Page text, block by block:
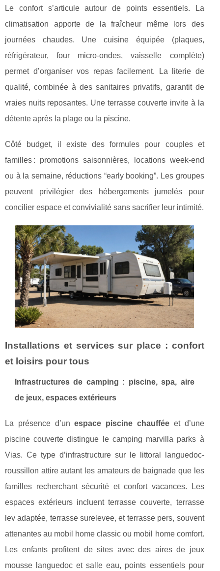
Le confort s’articule autour de points essentiels. La
climatisation apporte de la fraîcheur même lors des
journées chaudes. Une cuisine équipée (plaques,
réfrigérateur, four micro-ondes, vaisselle complète)
permet d’organiser vos repas facilement. La literie de
qualité, combinée à des sanitaires privatifs, garantit de
vraies nuits reposantes. Une terrasse couverte invite à la
détente après la plage ou la piscine.
Côté budget, il existe des formules pour couples et
familles : promotions saisonnières, locations week-end
ou à la semaine, réductions “early booking”. Les groupes
peuvent privilégier des hébergements jumelés pour
concilier espace et convivialité sans sacrifier leur intimité.
Installations et services sur place : confort
et loisirs pour tous
Infrastructures de camping : piscine, spa, aire
de jeux, espaces extérieurs
La présence d’unespace piscine chauffée et d’une
piscine couverte distingue le camping marvilla parks à
Vias. Ce type d’infrastructure sur le littoral languedoc-
roussillon attire autant les amateurs de baignade que les
familles recherchant sécurité et confort vacances. Les
espaces extérieurs incluent terrasse couverte, terrasse
lev adaptée, terrasse surelevee, et terrasse pers, souvent
attenantes au mobil home classic ou mobil home comfort.
Les enfants profitent de sites avec des aires de jeux
mousse languedoc et salle eau, points essentiels pour